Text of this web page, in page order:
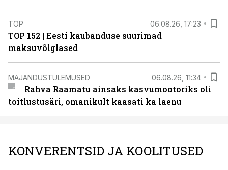
TOP 06.08.26, 17:23
TOP 152 | Eesti kaubanduse suurimad
maksuvõlglased
MAJANDUSTULEMUSED 06.08.26, 11:34
Rahva Raamatu ainsaks kasvumootoriks oli
toitlustusäri, omanikult kaasati ka laenu
KONVERENTSID JA KOOLITUSED